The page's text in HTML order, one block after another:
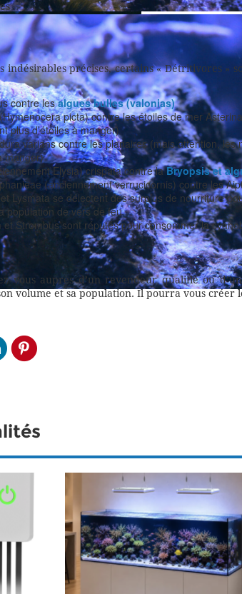
indésirables précises, certains « Détritivores »
contre lesalgues bulles (valonias)
picta) contre les étoiles de mer
plus d’étoiles à manger)
varians contre les planaires (mais attention, les
manger)
Elysia) crispata contre laBryopsis et
(anciennement verrucicornis) contre les
Lysmata se délectent des surplus de nourriture
population de vers de feu
et Strombus sont réputés pour consommer la
vous auprès d’un revendeur qualifié ou
volume et sa population. Il pourra vous